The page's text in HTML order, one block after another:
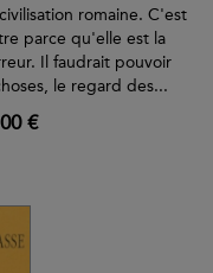
romaine. C'est
parce qu'elle est la
Il faudrait pouvoir
le regard des...
€